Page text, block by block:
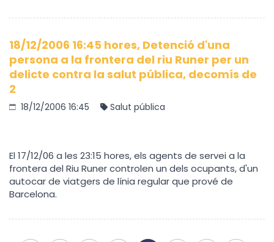
18/12/2006 16:45 hores, Detenció d'una
persona a la frontera del riu Runer per un
delicte contra la salut pública, decomís de
2
18/12/2006 16:45 Salut pública
El 17/12/06 a les 23:15 hores, els agents de servei a la
frontera del Riu Runer controlen un dels ocupants, d'un
autocar de viatgers de línia regular que prové de
Barcelona.